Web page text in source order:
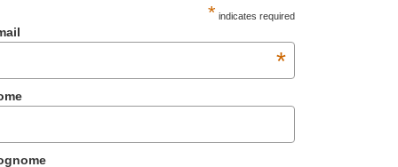
* indicates required
*